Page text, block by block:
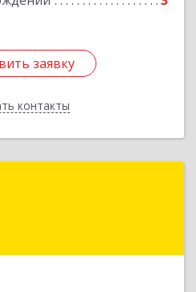
заявку
контакты
заявку
Назад